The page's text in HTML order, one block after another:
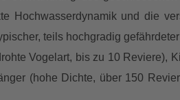
Hochwasserdynamik und die
teils hochgradig
Vogelart, bis zu 10 Reviere),
(hohe Dichte, über 150